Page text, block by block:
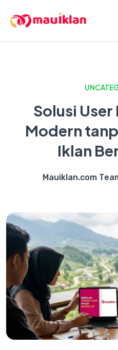
Solusi
Modern
Iklan
Mauiklan.com